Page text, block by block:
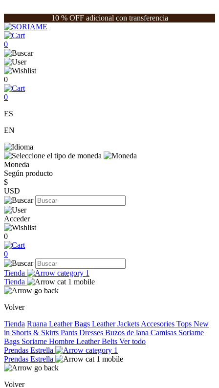
10 % OFF adicional con transferencia
0
0
0
ES
EN
Moneda
Según producto
$
USD
Acceder
0
0
Tienda
Tienda
Volver
Tienda Ruana Leather Bags Leather Jackets Accesories Tops New
in Shorts & Skirts Pants Dresses Buzos de lana Camisas Soriame
Bags Soriame Hombre Leather Belts Ver todo
Prendas Estrella
Prendas Estrella
Volver